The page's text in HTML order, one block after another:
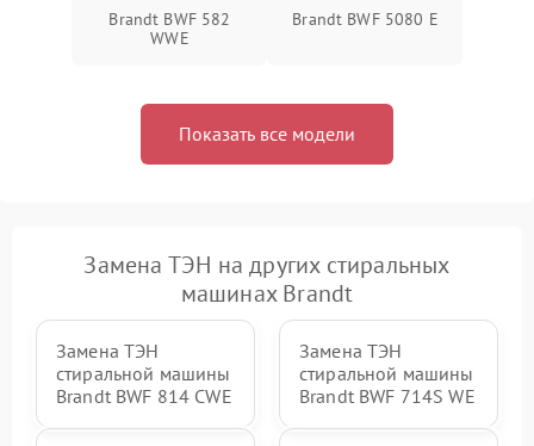
Brandt BWF 582
WWE
Brandt BWF 5080 E
Показать все модели
Замена ТЭН на других стиральных
машинах Brandt
Замена ТЭН
стиральной машины
Brandt BWF 814 CWE
Замена ТЭН
стиральной машины
Brandt BWF 714S WE